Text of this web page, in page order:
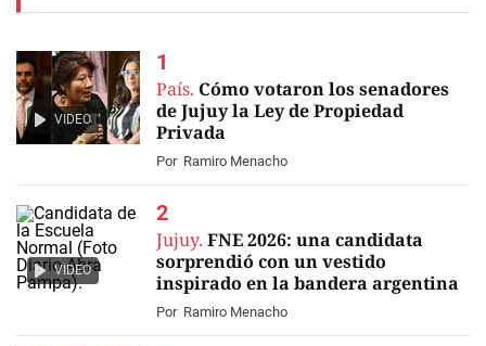
VIDEO
País. Cómo votaron los senadores
de Jujuy la Ley de Propiedad
Privada
Por Ramiro Menacho
VIDEO
Jujuy. FNE 2026: una candidata
sorprendió con un vestido
inspirado en la bandera argentina
Por Ramiro Menacho